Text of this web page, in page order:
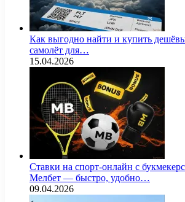
Как выгодно найти и купить
самолёт для…
15.04.2026
Ставки на спорт-онлайн с
Мелбет — быстро, удобно…
09.04.2026